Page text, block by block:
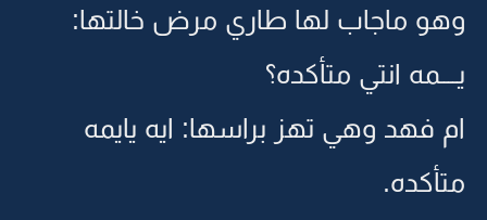
وهو ماجاب لها طاري مرض خالتها:
يــــمه انتي متأكده؟
ام فهد وهي تهز براسها: ايه يايمه
متأكده.